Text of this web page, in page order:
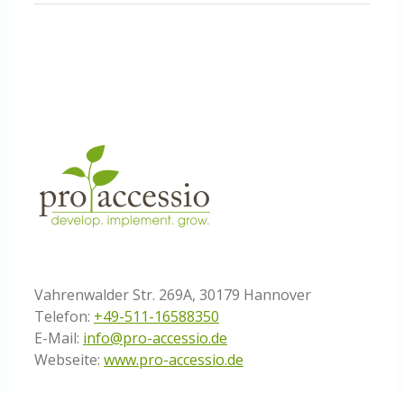
Vahrenwalder Str. 269A, 30179 Hannover
Telefon: +49-511-16588350
E-Mail: info@pro-accessio.de
Webseite: www.pro-accessio.de